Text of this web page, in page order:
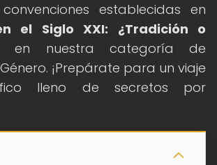
establecidas en
el Siglo XXI: ¿Tradición o
en nuestra categoría de
¡Prepárate para un viaje
lleno de secretos por